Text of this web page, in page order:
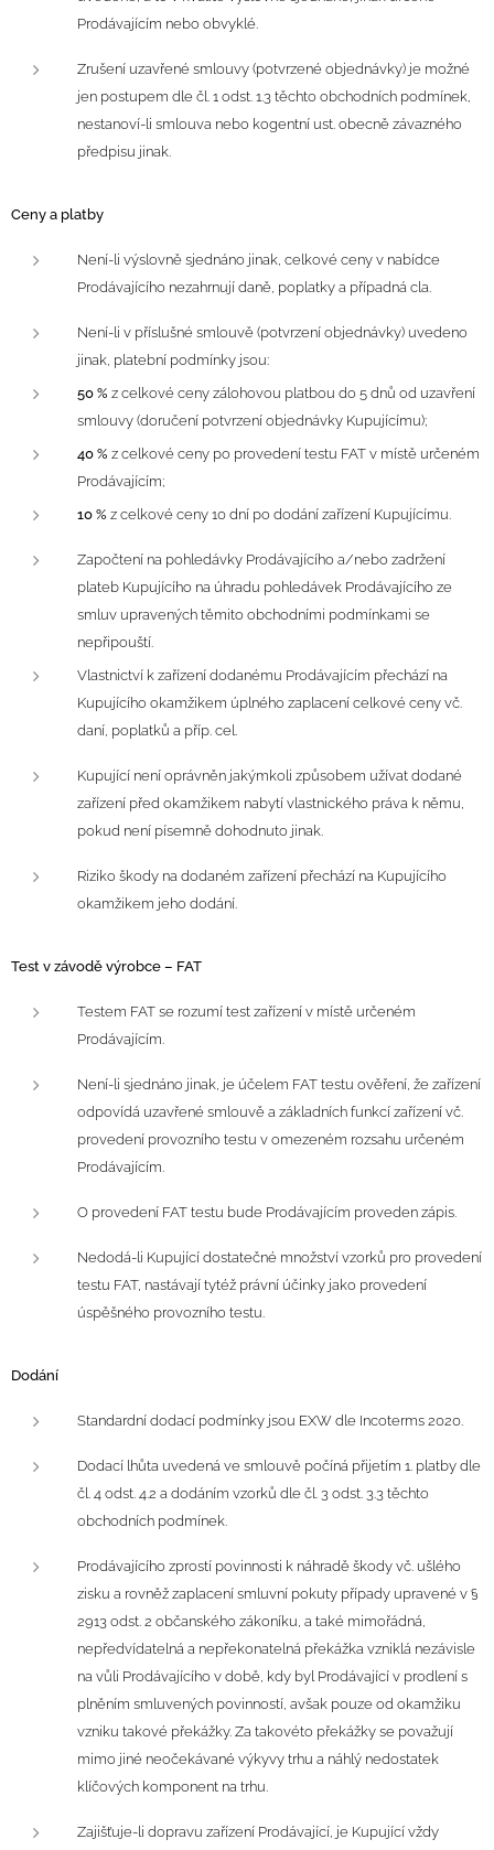
Prodávajícím nebo obvyklé.
Zrušení uzavřené smlouvy (potvrzené objednávky) je možné
jen postupem dle čl. 1 odst. 1.3 těchto obchodních podmínek,
nestanoví-li smlouva nebo kogentní ust. obecně závazného
předpisu jinak.
Ceny a platby
Není-li výslovně sjednáno jinak, celkové ceny v nabídce
Prodávajícího nezahrnují daně, poplatky a případná cla.
Není-li v příslušné smlouvě (potvrzení objednávky) uvedeno
jinak, platební podmínky jsou:
50 % z celkové ceny zálohovou platbou do 5 dnů od uzavření
smlouvy (doručení potvrzení objednávky Kupujícímu);
40 % z celkové ceny po provedení testu FAT v místě určeném
Prodávajícím;
10 % z celkové ceny 10 dní po dodání zařízení Kupujícímu.
Započtení na pohledávky Prodávajícího a/nebo zadržení
plateb Kupujícího na úhradu pohledávek Prodávajícího ze
smluv upravených těmito obchodními podmínkami se
nepřipouští.
Vlastnictví k zařízení dodanému Prodávajícím přechází na
Kupujícího okamžikem úplného zaplacení celkové ceny vč.
daní, poplatků a příp. cel.
Kupující není oprávněn jakýmkoli způsobem užívat dodané
zařízení před okamžikem nabytí vlastnického práva k němu,
pokud není písemně dohodnuto jinak.
Riziko škody na dodaném zařízení přechází na Kupujícího
okamžikem jeho dodání.
Test v závodě výrobce – FAT
Testem FAT se rozumí test zařízení v místě určeném
Prodávajícím.
Není-li sjednáno jinak, je účelem FAT testu ověření, že zařízení
odpovídá uzavřené smlouvě a základních funkcí zařízení vč.
provedení provozního testu v omezeném rozsahu určeném
Prodávajícím.
O provedení FAT testu bude Prodávajícím proveden zápis.
Nedodá-li Kupující dostatečné množství vzorků pro provedení
testu FAT, nastávají tytéž právní účinky jako provedení
úspěšného provozního testu.
Dodání
Standardní dodací podmínky jsou EXW dle Incoterms 2020.
Dodací lhůta uvedená ve smlouvě počíná přijetím 1. platby dle
čl. 4 odst. 4.2 a dodáním vzorků dle čl. 3 odst. 3.3 těchto
obchodních podmínek.
Prodávajícího zprostí povinnosti k náhradě škody vč. ušlého
zisku a rovněž zaplacení smluvní pokuty případy upravené v §
2913 odst. 2 občanského zákoníku, a také mimořádná,
nepředvídatelná a nepřekonatelná překážka vzniklá nezávisle
na vůli Prodávajícího v době, kdy byl Prodávající v prodlení s
plněním smluvených povinností, avšak pouze od okamžiku
vzniku takové překážky. Za takovéto překážky se považují
mimo jiné neočekávané výkyvy trhu a náhlý nedostatek
klíčových komponent na trhu.
Zajišťuje-li dopravu zařízení Prodávající, je Kupující vždy